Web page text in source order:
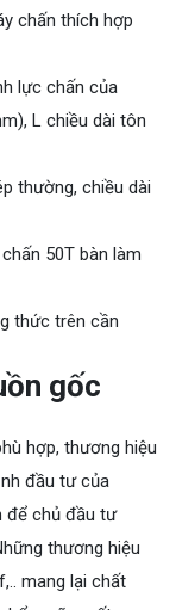
chấn thích hợp
lực chấn của
L chiều dài tôn
thường, chiều dài
50T bàn làm
thức trên cần
gốc
hợp, thương hiệu
đầu tư của
để chủ đầu tư
thương hiệu
mang lại chất